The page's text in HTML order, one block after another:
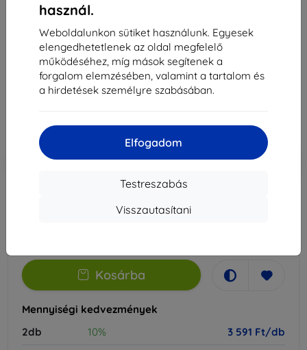
használ.
Weboldalunkon sütiket használunk. Egyesek
elengedhetetlenek az oldal megfelelő
működéséhez, míg mások segítenek a
forgalom elemzésében, valamint a tartalom és
a hirdetések személyre szabásában.
Elfogadom
Testreszabás
Visszautasítani
3mk ARC+ védőfólia Samsung Galaxy S20 5G-hez
Alkalmas: Samsung Galaxy S20
3 990 Ft
3 591 Ft
Ár ÁFA nelkül2 827 Ft
-10% Kedvezmény kuponnalEXTRA10 Kosárba
Raktáron > 5 darab
Kosárba
Mennyiségi kedvezmények
2db
10% 3 591 Ft/db